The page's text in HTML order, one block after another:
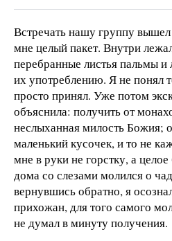
Встречать нашу группу
мне целый пакет. Внутри
перебранные листья пальмы и
их употреблению. Я не понял
просто принял. Уже потом
объяснила: получить от
неслыханная милость
маленький кусочек, и то не
мне в руки не горстку, а целое
дома со слезами молился о
вернувшись обратно, я
прихожан, для того самого
не думал в минуту получения.